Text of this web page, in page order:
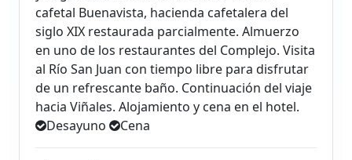
cafetal Buenavista, hacienda cafetalera del
siglo XIX restaurada parcialmente. Almuerzo
en uno de los restaurantes del Complejo. Visita
al Río San Juan con tiempo libre para disfrutar
de un refrescante baño. Continuación del viaje
hacia Viñales. Alojamiento y cena en el hotel.
Desayuno
Cena